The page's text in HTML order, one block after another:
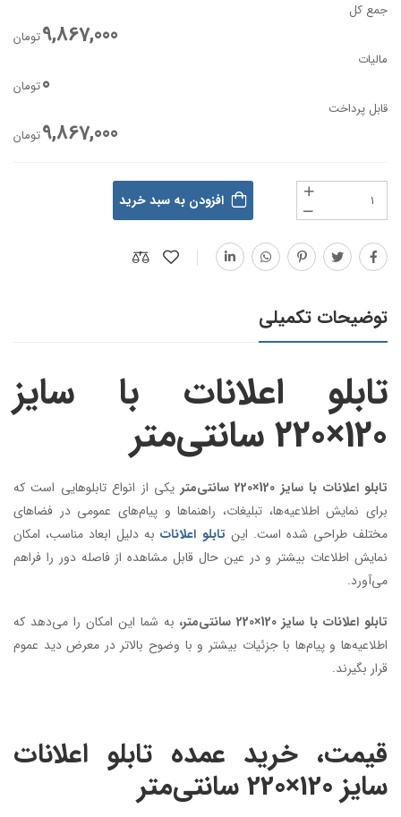
جمع کل
9,867,000تومان
مالیات
0تومان
قابل پرداخت
9,867,000تومان
افزودن به سبد خرید
توضیحات تکمیلی
تابلو اعلانات با سایز
120×220 سانتی‌متر
تابلو اعلانات با سایز 120×220 سانتی‌متر
یکی از انواع تابلوهایی است که
برای نمایش اطلاعیه‌ها، تبلیغات، راهنماها و پیام‌های عمومی در فضاهای
مختلف طراحی شده است. این تابلو اعلاناتبه دلیل ابعاد مناسب، امکان
نمایش اطلاعات بیشتر و در عین حال قابل مشاهده از فاصله دور را فراهم
می‌آورد.
تابلو اعلانات با سایز 120×220 سانتی‌متر،
به شما این امکان را می‌دهد که
اطلاعیه‌ها و پیام‌ها با جزئیات بیشتر و با وضوح بالاتر در معرض دید عموم
قرار بگیرند.
قیمت، خرید عمده تابلو اعلانات
سایز 120×220 سانتی‌متر